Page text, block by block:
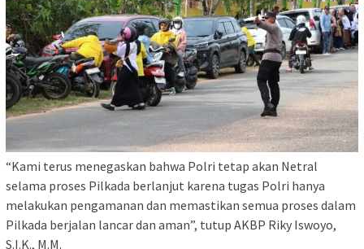
“Kami terus menegaskan bahwa Polri tetap akan Netral
selama proses Pilkada berlanjut karena tugas Polri hanya
melakukan pengamanan dan memastikan semua proses dalam
Pilkada berjalan lancar dan aman”, tutup AKBP Riky Iswoyo,
S.I.K., M.M.